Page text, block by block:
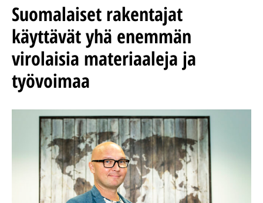
Suomalaiset rakentajat
käyttävät yhä enemmän
virolaisia materiaaleja ja
työvoimaa